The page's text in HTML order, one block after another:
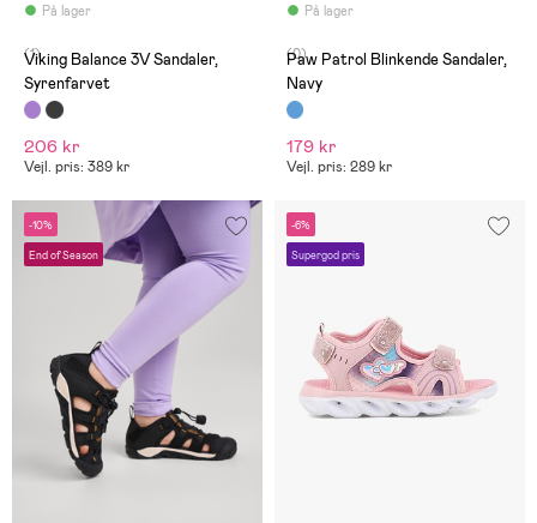
På lager
(1)
Viking Balance 3V Sandaler,
Syrenfarvet
206 kr
Vejl. pris: 389 kr
På lager
(0)
Paw Patrol Blinkende Sandaler,
Navy
179 kr
Vejl. pris: 289 kr
-10%
End of Season
-6%
Supergod pris